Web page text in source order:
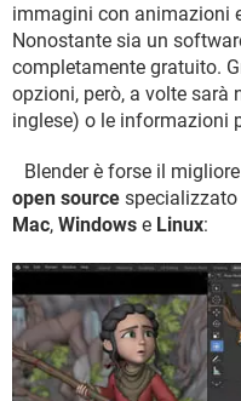
immagini con animazioni
Nonostante sia un
completamente gratuito.
opzioni, però, a volte sarà
inglese) o le informazioni
Blender è forse il
open source specializzato
Mac, Windows e Linux: